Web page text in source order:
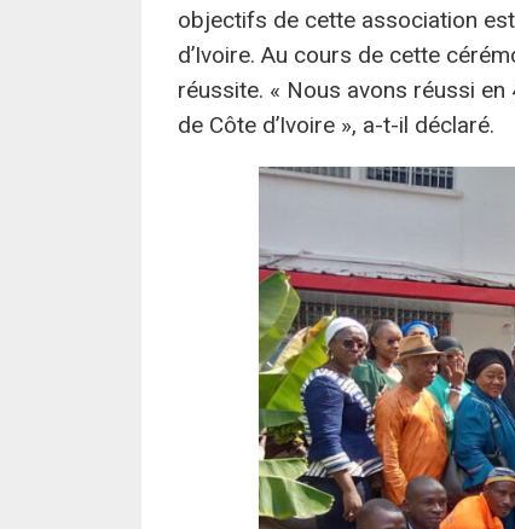
objectifs de cette association
d’Ivoire. Au cours de cette
réussite. « Nous avons réussi en
de Côte d’Ivoire », a-t-il déclaré.